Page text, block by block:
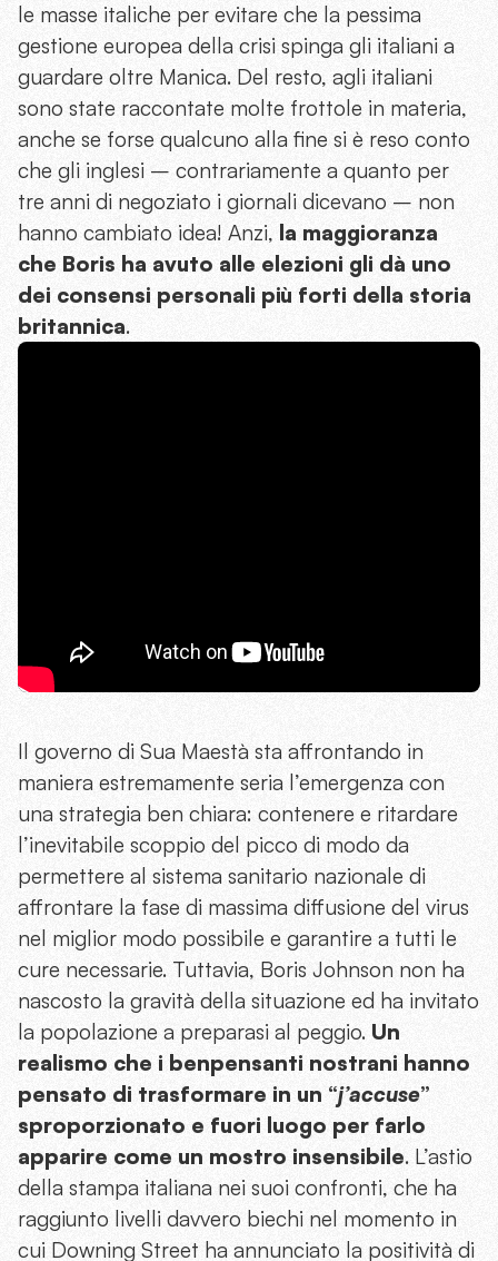
le masse italiche per evitare che la pessima
gestione europea della crisi spinga gli italiani a
guardare oltre Manica. Del resto, agli italiani
sono state raccontate molte frottole in materia,
anche se forse qualcuno alla fine si è reso conto
che gli inglesi – contrariamente a quanto per
tre anni di negoziato i giornali dicevano – non
hanno cambiato idea! Anzi, la maggioranza
che Boris ha avuto alle elezioni gli dà uno
dei consensi personali più forti della storia
britannica.
Il governo di Sua Maestà sta affrontando in
maniera estremamente seria l’emergenza con
una strategia ben chiara: contenere e ritardare
l’inevitabile scoppio del picco di modo da
permettere al sistema sanitario nazionale di
affrontare la fase di massima diffusione del virus
nel miglior modo possibile e garantire a tutti le
cure necessarie. Tuttavia, Boris Johnson non ha
nascosto la gravità della situazione ed ha invitato
la popolazione a preparasi al peggio. Un
realismo che i benpensanti nostrani hanno
pensato di trasformare in un “j’accuse”
sproporzionato e fuori luogo per farlo
apparire come un mostro insensibile. L’astio
della stampa italiana nei suoi confronti, che ha
raggiunto livelli davvero biechi nel momento in
cui Downing Street ha annunciato la positività di